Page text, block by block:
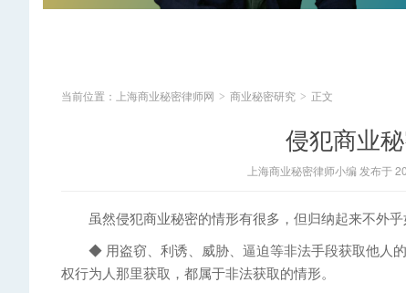
当前位置： 上海商业秘密律师网 > 商业秘密研究 > 正文
侵犯商业
上海商业秘密律师小编 发布于
虽然侵犯商业秘密的情形有很多，但归纳起来不外乎
◆ 用盗窃、利诱、威胁、逼迫等非法手段获取他人的
权行为人那里获取，都属于非法获取的情形。